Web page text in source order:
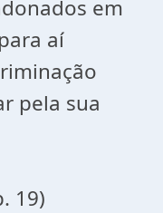
em
aí
pela sua